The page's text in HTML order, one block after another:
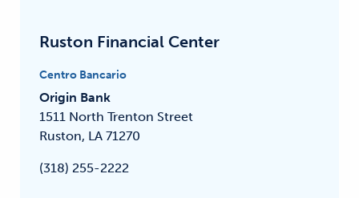
Ruston Financial Center
Centro Bancario
Origin Bank
1511 North Trenton Street
Ruston, LA 71270
(318) 255-2222